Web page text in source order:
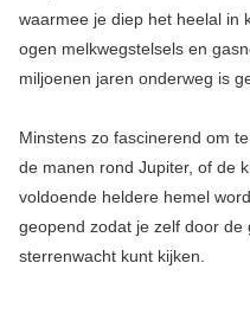
waarmee je diep het heelal in
ogen melkwegstelsels en
miljoenen jaren onderweg is
Minstens zo fascinerend om
de manen rond Jupiter, of de
voldoende heldere hemel
geopend zodat je zelf door de
sterrenwacht kunt kijken.